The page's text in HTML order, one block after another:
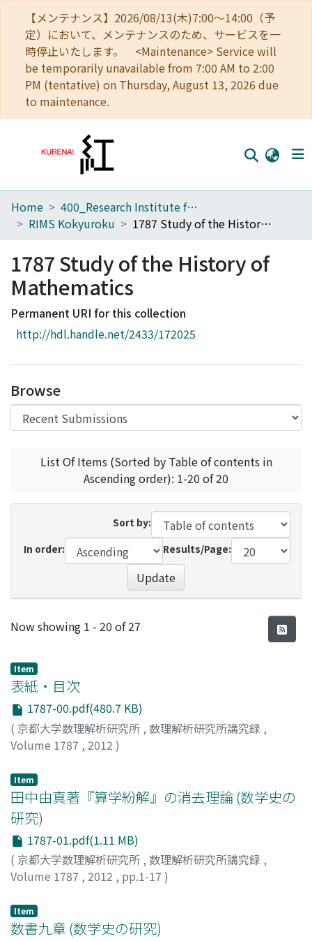
【メンテナンス】2026/08/13(木)7:00～14:00（予
定）において、メンテナンスのため、サービスを一
時停止いたします。 <Maintenance> Service will
be temporarily unavailable from 7:00 AM to 2:00
PM (tentative) on Thursday, August 13, 2026 due
to maintenance.
Home
Browse
Download Ranking
Access Statistics
Home
400_Research Institute for Mathematical Sciences
RIMS Kokyuroku
1787 Study of the History of Mathematics
1787 Study of the History of
Mathematics
Permanent URI for this collection
http://hdl.handle.net/2433/172025
Browse
List Of Items (Sorted by Table of contents in
Ascending order): 1-20 of 20
Sort by:
In order:
Results/Page:
Update
Recent Submissions
Now showing 1 - 20 of 27
Item
表紙・目次
1787-00.pdf(480.7 KB)
( 京都大学数理解析研究所 , 数理解析研究所講究録 ,
Volume 1787 , 2012 )
Item
田中由真著『算学紛解』の消去理論 (数学史の
研究)
1787-01.pdf(1.11 MB)
( 京都大学数理解析研究所 , 数理解析研究所講究録 ,
Volume 1787 , 2012 , pp.1-17 )
ウItem
数書九章 (数学史の研究)